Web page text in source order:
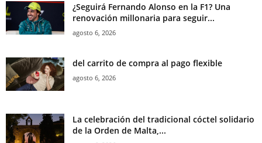
¿Seguirá Fernando Alonso en la F1? Una
renovación millonaria para seguir...
agosto 6, 2026
del carrito de compra al pago flexible
agosto 6, 2026
La celebración del tradicional cóctel solidario
de la Orden de Malta,...